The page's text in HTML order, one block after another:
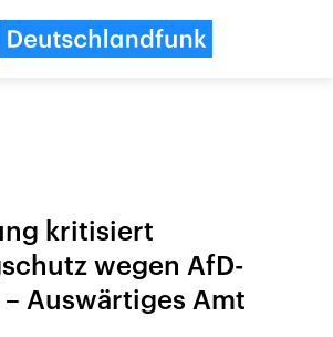
kritisiert
wegen AfD-
Auswärtiges Amt